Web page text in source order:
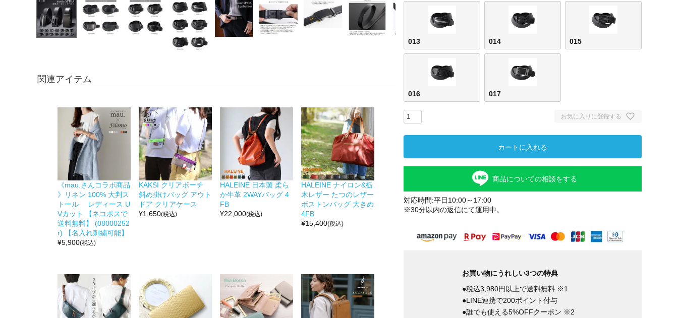
関連アイテム
《mau.さんコラボ商品
》リネン 100% 大判ス
トール レディース U
Vカット 【ネコポスで
送料無料】 (08000252
r) 【名入れ刺繍可能】
¥5,900(税込)
KAKSI クリアポーチ
斜め掛けバッグ アウト
ドア クリアケース
¥1,650(税込)
HALEINE 日本製 柔ら
か牛革 2WAYバッグ 4
FB
¥22,000(税込)
HALEINE ナイロン&栃
木レザー たつのレザー
ボストンバッグ 大きめ
4FB
¥15,400(税込)
013 014 015
016 017
お気に入りに登録する
カートに入れる
商品についての相談をする
対応時間:平日10:00～17:00
※30分以内の返信にて運用中。
お買い物にうれしい3つの特典
●税込3,980円以上で送料無料 ※1
●LINE連携で200ポイント付与
●誰でも使える5%OFFクーポン ※2